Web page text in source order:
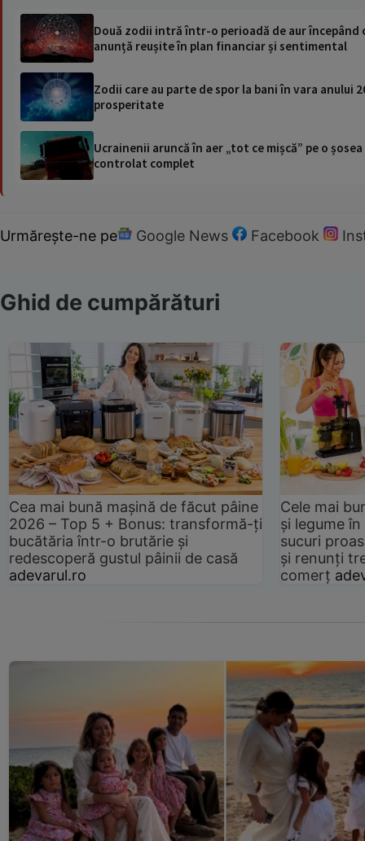
Două zodii intră într-o perioadă de aur începând
anunță reușite în plan financiar și sentimental
Zodii care au parte de spor la bani în vara anului
prosperitate
Ucrainenii aruncă în aer „tot ce mișcă” pe o
controlat complet
Urmărește-ne pe Google News Facebook
Ghid de cumpărături
Cea mai bună mașină de făcut pâine
2026 – Top 5 + Bonus: transformă-ți
bucătăria într-o brutărie și
redescoperă gustul pâinii de casă
adevarul.ro
Cele mai
și legume
sucuri
și renunți
comerț